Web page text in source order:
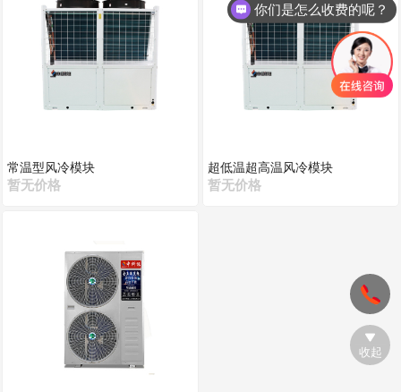
常温型风冷模块
暂无价格
超低温超高温风冷模块
暂无价格
收起
你们是怎么收费的呢？